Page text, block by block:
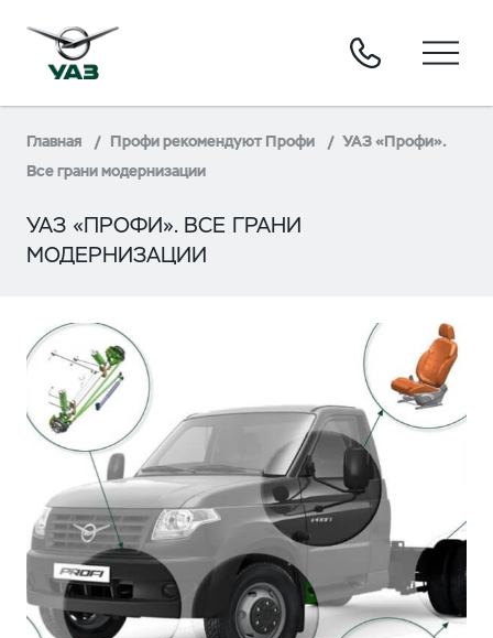
Главная Профи рекомендуют Профи
УАЗ «Профи».
Все грани модернизации
УАЗ «ПРОФИ». ВСЕ ГРАНИ
МОДЕРНИЗАЦИИ